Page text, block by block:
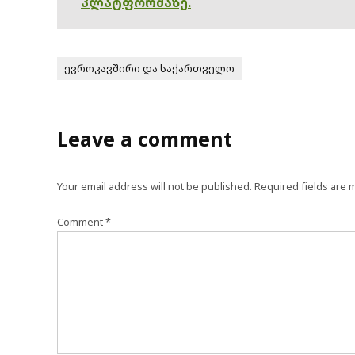
ევროკავშირი და საქართველო
Leave a comment
Your email address will not be published. Required fields are
Comment*